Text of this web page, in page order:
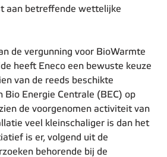
aan betreffende wettelijke
de vergunning voor BioWarmte
heeft Eneco een bewuste keuze
van de reeds beschikte
Bio Energie Centrale (BEC) op
de voorgenomen activiteit van
veel kleinschaliger is dan het
is er, volgend uit de
behorende bij de